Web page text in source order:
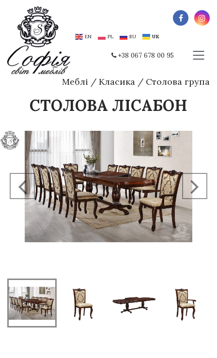
EN PL RU UK
+38 067 678 00 95
Меблі / Класика / Столова група
СТОЛОВА ЛІСАБОН